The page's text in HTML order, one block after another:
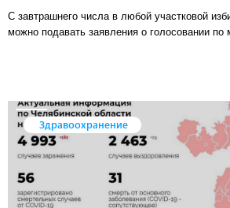
С завтрашнего числа в любой участковой
можно подавать заявления о голосовании по
Здравоохранение